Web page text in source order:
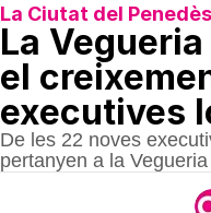
La Ciutat del
La
el
executives
De les 22 noves
pertanyen a la Vegueria